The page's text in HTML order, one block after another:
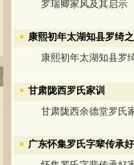
罗瑞卿家风及其启示
康熙初年太湖知县罗绮
康熙初年太湖知县罗
甘肃陇西罗氏家训
甘肃陇西余德堂罗氏
广东怀集罗氏字辈传承